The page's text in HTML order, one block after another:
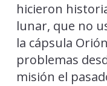
hicieron
lunar, que no
la cápsula
problemas
misión el